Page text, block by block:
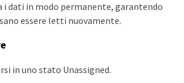
i dati in modo permanente, garantendo
essere letti nuovamente.
in uno stato Unassigned.